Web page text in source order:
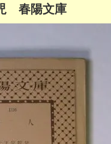
春陽文庫